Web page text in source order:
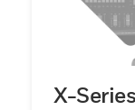
X-Series